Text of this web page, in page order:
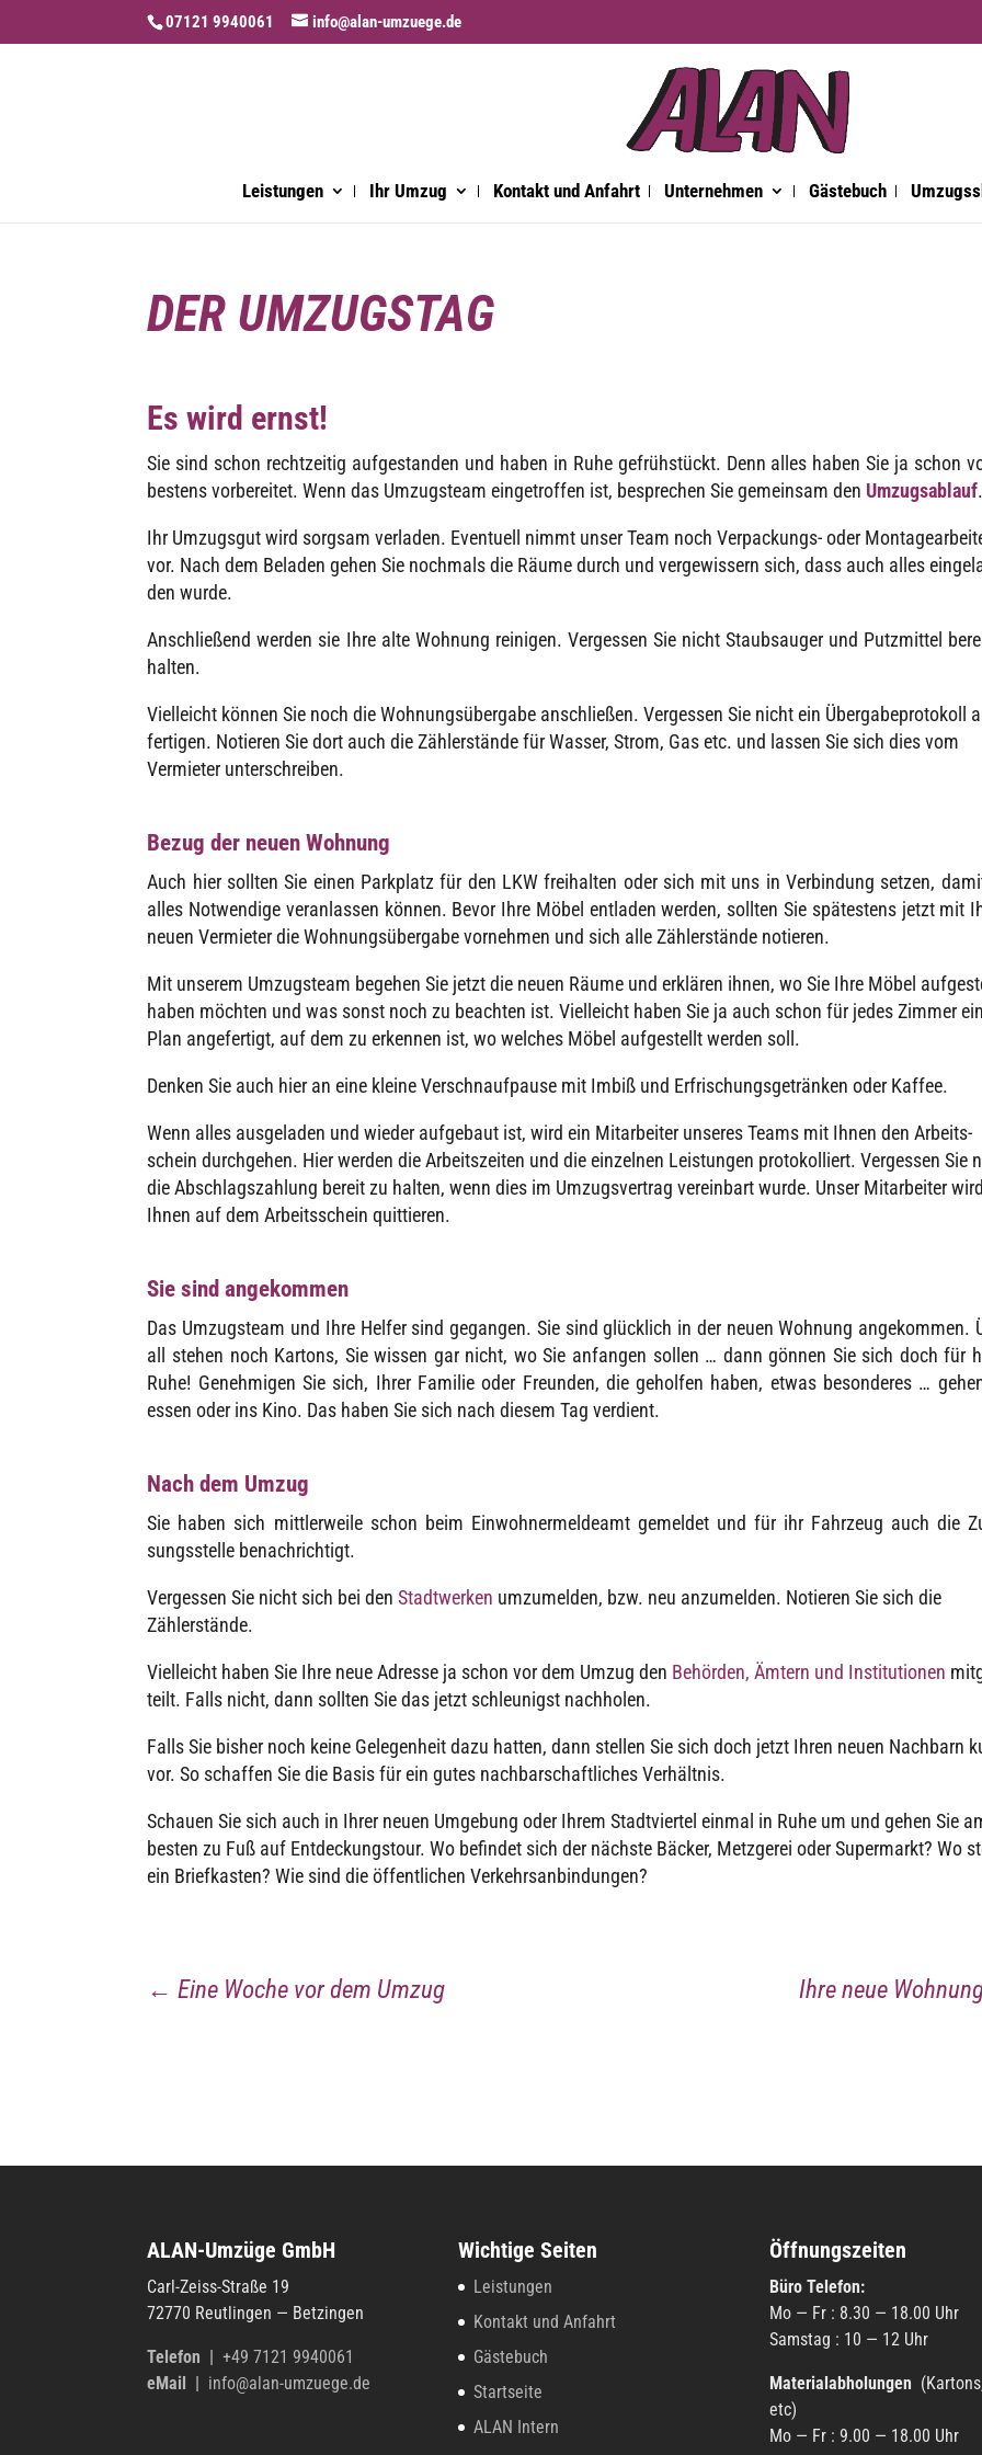
07121 9940061 info@alan-umzuege.de
Leistungen Ihr Umzug Kontakt und Anfahrt Unternehmen Gästebuch
DER UMZUGSTAG
Es wird ernst!
Sie sind schon recht­zei­tig aufge­stan­den und haben in Ruhe gefrüh­stückt. Denn alles haben Sie ja schon
bestens vorbe­rei­tet. Wenn das Umzugs­team einge­trof­fen ist, bespre­chen Sie gemein­sam den Umzugs­ab­lauf.
Ihr Umzugs­gut wird sorg­sam verla­den. Even­tu­ell nimmt unser Team noch Verpa­ckungs- oder
vor. Nach dem Bela­den gehen Sie noch­mals die Räume durch und verge­wis­sern sich, dass auch alles
den wurde.
Anschlie­ßend werden sie Ihre alte Wohnung reini­gen. Verges­sen Sie nicht Staub­sauger und Putz­mit­tel
halten.
Viel­leicht können Sie noch die Wohnungs­über­gabe anschlie­ßen. Verges­sen Sie nicht ein Über­ga­be­pro­to­koll
fer­ti­gen. Notie­ren Sie dort auch die Zähler­stände für Wasser, Strom, Gas etc. und lassen Sie sich dies vom
Vermie­ter unterschreiben.
Bezug der neuen Wohnung
Auch hier soll­ten Sie einen Park­platz für den LKW frei­hal­ten oder sich mit uns in Verbin­dung setzen,
alles Notwen­dige veran­las­sen können. Bevor Ihre Möbel entla­den werden, soll­ten Sie spätes­tens jetzt mit
neuen Vermie­ter die Wohnungs­über­gabe vorneh­men und sich alle Zähler­stände notieren.
Mit unse­rem Umzugs­team bege­hen Sie jetzt die neuen Räume und erklä­ren ihnen, wo Sie Ihre Möbel
haben möch­ten und was sonst noch zu beach­ten ist. Viel­leicht haben Sie ja auch schon für jedes Zimmer
Plan ange­fer­tigt, auf dem zu erken­nen ist, wo welches Möbel aufge­stellt werden soll.
Denken Sie auch hier an eine kleine Verschnauf­pause mit Imbiß und Erfri­schungs­ge­trän­ken oder Kaffee.
Wenn alles ausge­la­den und wieder aufge­baut ist, wird ein Mitar­bei­ter unse­res Teams mit Ihnen den Arbeits­
schein durch­ge­hen. Hier werden die Arbeits­zei­ten und die einzel­nen Leis­tun­gen proto­kol­liert. Verges­sen Sie
die Abschlags­zah­lung bereit zu halten, wenn dies im Umzugs­ver­trag verein­bart wurde. Unser Mitar­bei­ter
Ihnen auf dem Arbeits­schein quittieren.
Sie sind angekommen
Das Umzugs­team und Ihre Helfer sind gegan­gen. Sie sind glück­lich in der neuen Wohnung ange­kom­men.
all stehen noch Kartons, Sie wissen gar nicht, wo Sie anfan­gen sollen … dann gönnen Sie sich doch für
Ruhe! Geneh­mi­gen Sie sich, Ihrer Fami­lie oder Freun­den, die gehol­fen haben, etwas beson­de­res …
essen oder ins Kino. Das haben Sie sich nach diesem Tag verdient.
Nach dem Umzug
Sie haben sich mitt­ler­weile schon beim Einwoh­ner­mel­de­amt gemel­det und für ihr Fahr­zeug auch die
sungs­stelle benachrichtigt.
Verges­sen Sie nicht sich bei denStadt­wer­ken umzu­mel­den, bzw. neu anzu­mel­den. Notie­ren Sie sich die
Zählerstände.
Viel­leicht haben Sie Ihre neue Adresse ja schon vor dem Umzug den Behör­den, Ämtern und Insti­tu­tio­nen
teilt. Falls nicht, dann soll­ten Sie das jetzt schleu­nigst nachholen.
Falls Sie bisher noch keine Gele­gen­heit dazu hatten, dann stel­len Sie sich doch jetzt Ihren neuen Nach­barn
vor. So schaf­fen Sie die Basis für ein gutes nach­bar­schaft­li­ches Verhältnis.
Schauen Sie sich auch in Ihrer neuen Umge­bung oder Ihrem Stadt­vier­tel einmal in Ruhe um und gehen Sie
besten zu Fuß auf Entde­ckungs­tour. Wo befin­det sich der nächste Bäcker, Metz­ge­rei oder Super­markt? Wo
ein Brief­kas­ten? Wie sind die öffent­li­chen Verkehrsanbindungen?
←Eine Woche vor dem Umzug Ihre neue
ALAN-Umzüge GmbH
Carl-Zeiss-Straße 19
72770 Reut­lin­gen — Betzingen
Tele­fon | +49 7121 9940061
eMail | info@alan-umzuege.de
Wichtige Seiten
Leistungen
Kontakt und Anfahrt
Gästebuch
Startseite
ALAN Intern
Öffnungszeiten
Büro Tele­fon:
Mo — Fr : 8.30 — 18.00 Uhr
Sams­tag : 10 — 12 Uhr
Mate­ri­al­ab­ho­lun­gen
etc)
Mo — Fr : 9.00 — 18.00 Uhr